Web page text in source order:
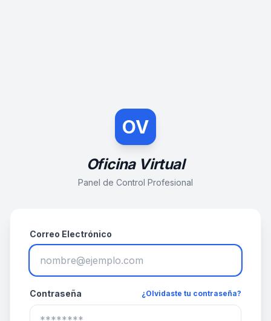
OV
Oficina Virtual
Panel de Control Profesional
Correo Electrónico
Contraseña ¿Olvidaste tu contraseña?